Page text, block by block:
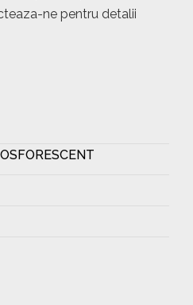
ne pentru detalii